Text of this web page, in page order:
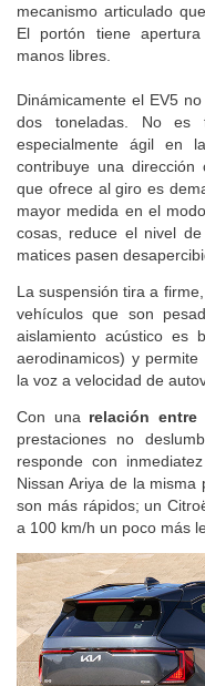
mecanismo articulado
El portón tiene
manos libres.
Dinámicamente el EV5
dos toneladas. No es
especialmente ágil en
contribuye una dirección
que ofrece al giro es
mayor medida en el
cosas, reduce el nivel
matices pasen
La suspensión tira a
vehículos que son
aislamiento acústico es
aerodinamicos) y
la voz a velocidad de
Con una relación
prestaciones no
responde con
Nissan Ariya de la
son más rápidos; un
a 100 km/h un poco más